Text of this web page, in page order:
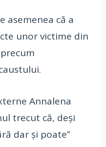
asemenea că a
unor victime din
Annalena
trecut că, deși
dar și poate”